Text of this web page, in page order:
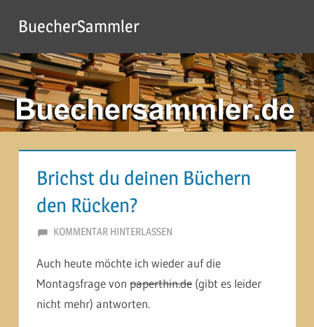
Inhalt
springen
BuecherSammler
Brichst du deinen Büchern
den Rücken?
29. JULI 2013
MARTINA BERG
KOMMENTAR HINTERLASSEN
Auch heute möchte ich wieder auf die
Montagsfrage von paperthin.de (gibt es leider
nicht mehr) antworten.